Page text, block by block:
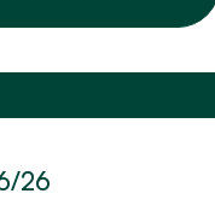
26